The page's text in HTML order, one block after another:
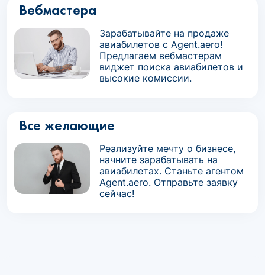
Вебмастера
Зарабатывайте на продаже
авиабилетов с Agent.aero!
Предлагаем вебмастерам
виджет поиска авиабилетов и
высокие комиссии.
Все желающие
Реализуйте мечту о бизнесе,
начните зарабатывать на
авиабилетах. Станьте агентом
Agent.aero. Отправьте заявку
сейчас!